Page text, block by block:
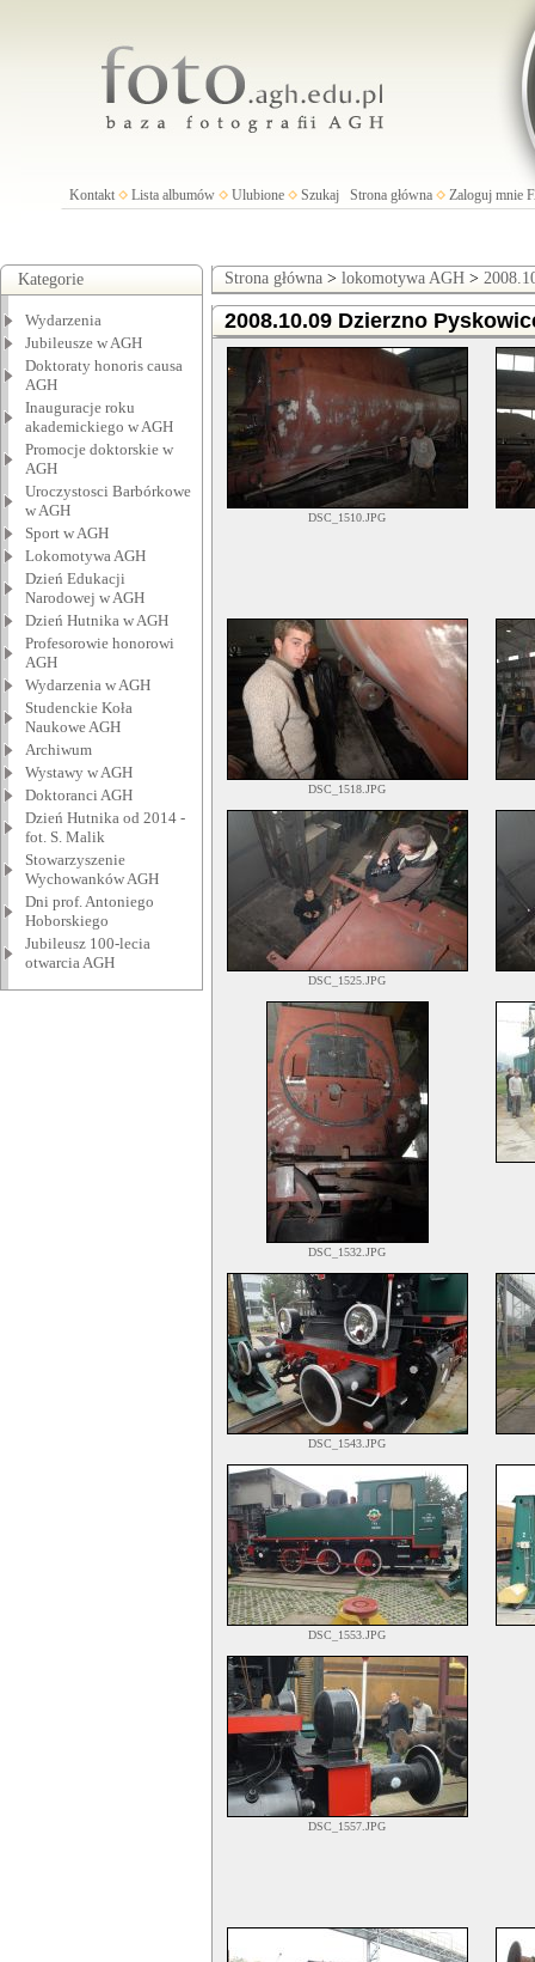
Kontakt Lista albumów Ulubione Szukaj Strona główna Zaloguj mnie
Kategorie
Wydarzenia
Jubileusze w AGH
Doktoraty honoris causa
AGH
Inauguracje roku
akademickiego w AGH
Promocje doktorskie w
AGH
Uroczystosci Barbórkowe
w AGH
Sport w AGH
Lokomotywa AGH
Dzień Edukacji
Narodowej w AGH
Dzień Hutnika w AGH
Profesorowie honorowi
AGH
Wydarzenia w AGH
Studenckie Koła
Naukowe AGH
Archiwum
Wystawy w AGH
Doktoranci AGH
Dzień Hutnika od 2014 -
fot. S. Malik
Stowarzyszenie
Wychowanków AGH
Dni prof. Antoniego
Hoborskiego
Jubileusz 100-lecia
otwarcia AGH
Strona główna > lokomotywa AGH >
2008.10.09 Dzierzno
DSC_1510.JPG
DSC_1518.JPG
DSC_1525.JPG
DSC_1532.JPG
DSC_1543.JPG
DSC_1553.JPG
DSC_1557.JPG